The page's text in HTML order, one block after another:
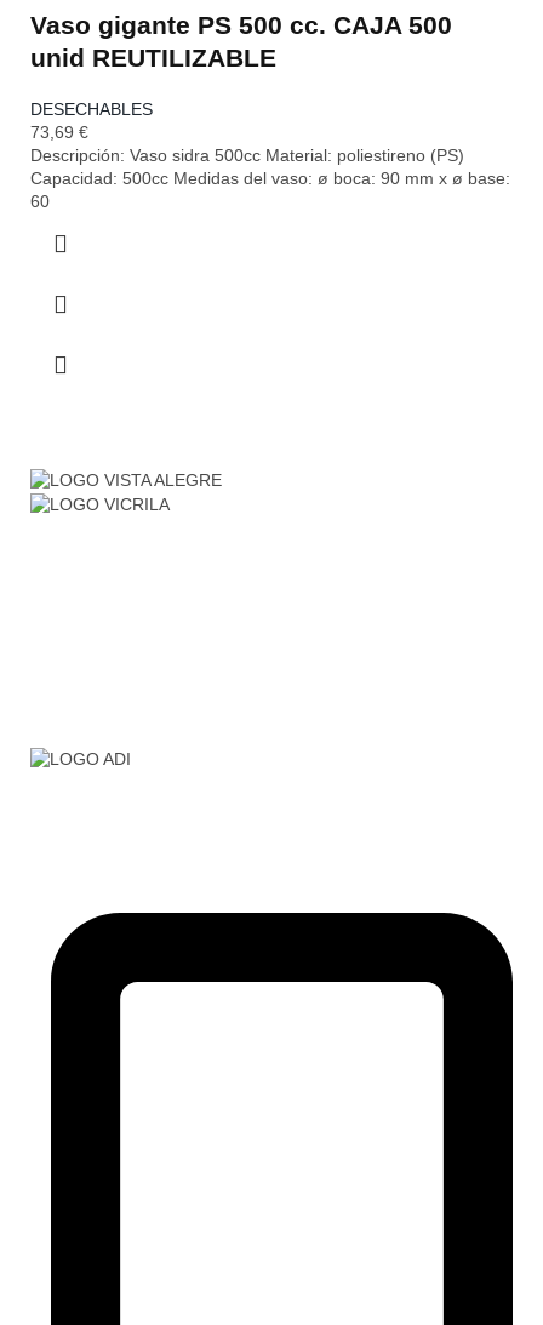
Vaso gigante PS 500 cc. CAJA 500
unid REUTILIZABLE
DESECHABLES
73,69 €
Descripción: Vaso sidra 500cc Material: poliestireno (PS)
Capacidad: 500cc Medidas del vaso: ø boca: 90 mm x ø base:
60